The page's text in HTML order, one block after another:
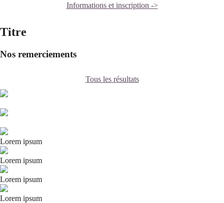
Informations et inscription ->
Titre
Nos remerciements
Tous les résultats
Lorem ipsum
Lorem ipsum
Lorem ipsum
Lorem ipsum